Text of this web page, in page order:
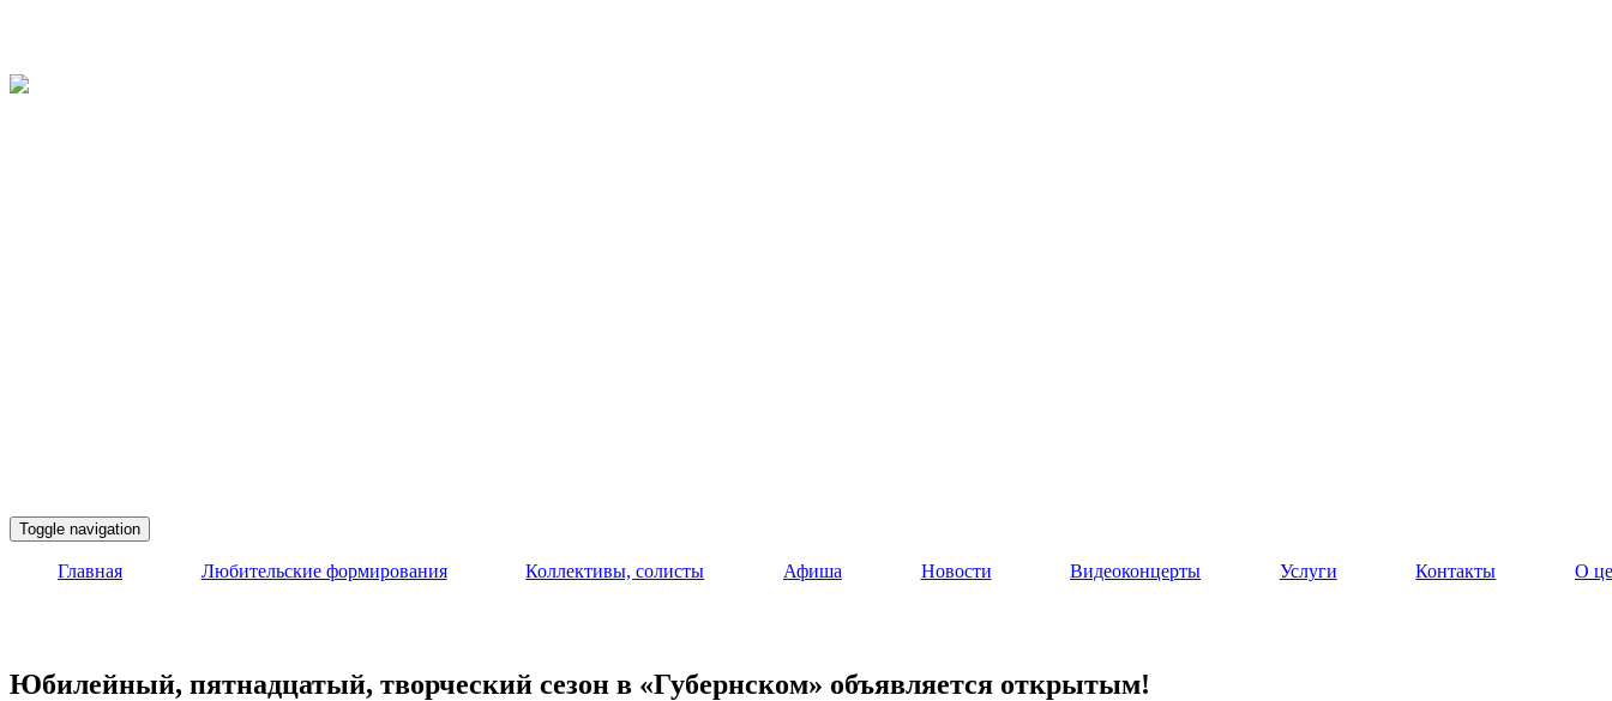
Toggle navigation
Главная Любительские формирования Коллективы, солисты Афиша Новости Видеоконцерты Услуги Контакты О
Юбилейный, пятнадцатый, творческий сезон в «Губернском» объявляется открытым!